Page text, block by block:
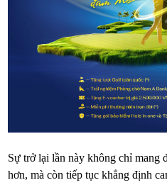
Sự trở lại lần này không chỉ mang
hơn, mà còn tiếp tục khẳng định